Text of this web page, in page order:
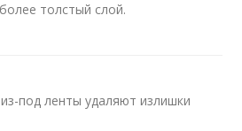
толстый слой.
под ленты удаляют излишки